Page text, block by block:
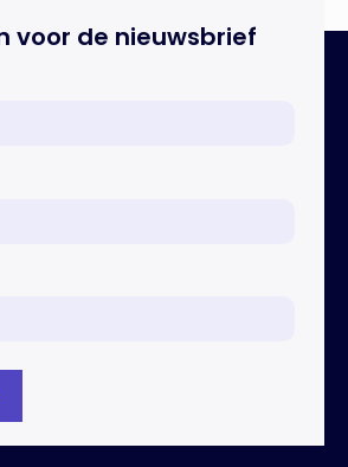
bij het ontwikkelen van […]
voor de nieuwsbrief